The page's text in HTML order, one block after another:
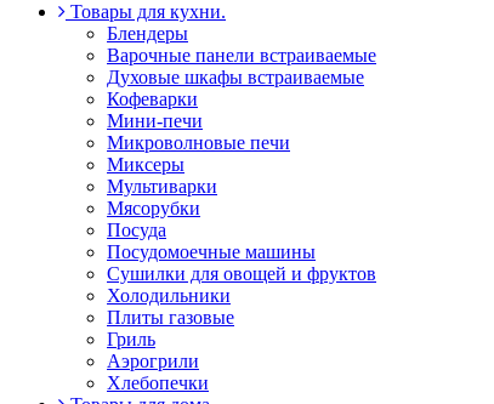
Товары для кухни.
Блендеры
Варочные панели встраиваемые
Духовые шкафы встраиваемые
Кофеварки
Мини-печи
Микроволновые печи
Миксеры
Мультиварки
Мясорубки
Посуда
Посудомоечные машины
Сушилки для овощей и фруктов
Холодильники
Плиты газовые
Гриль
Аэрогрили
Хлебопечки